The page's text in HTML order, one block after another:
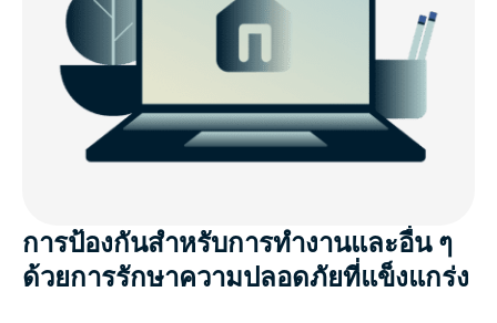
การป้องกันสำหรับการทำงานและอื่น ๆ
ด้วยการรักษาความปลอดภัยที่แข็งแกร่ง